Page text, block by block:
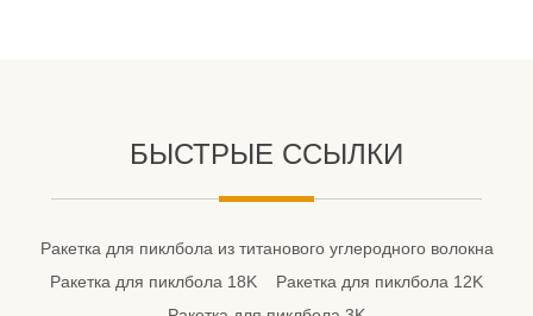
БЫСТРЫЕ ССЫЛКИ
Ракетка для пиклбола из титанового углеродного волокна
Ракетка для пиклбола 18K
Ракетка для пиклбола 12K